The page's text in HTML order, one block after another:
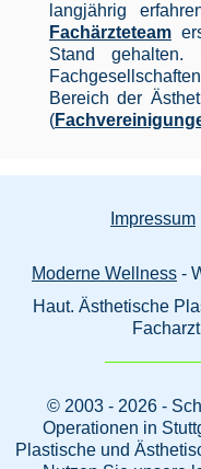
langjährig
Fachärzteteam
Stand
Bereich der
(
Impressum
Moderne Wellness -
Haut. Ästhetische
© 2003 - 2026 -
Operationen in
Plastische und